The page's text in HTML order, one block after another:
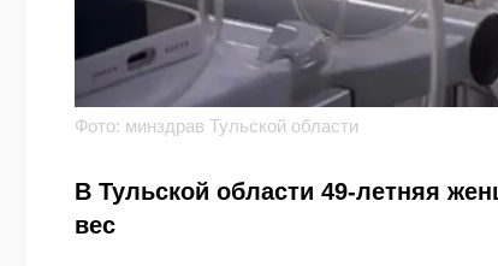
Фото: минздрав Тульской области
В Тульской области 49-летняя
вес